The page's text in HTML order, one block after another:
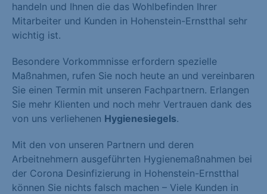
handeln und Ihnen die das Wohlbefinden Ihrer
Mitarbeiter und Kunden in Hohenstein-Ernstthal sehr
wichtig ist.
Besondere Vorkommnisse erfordern spezielle
Maßnahmen, rufen Sie noch heute an und vereinbaren
Sie einen Termin mit unseren Fachpartnern. Erlangen
Sie mehr Klienten und noch mehr Vertrauen dank des
von uns verliehenen Hygienesiegels.
Mit den von unseren Partnern und deren
Arbeitnehmern ausgeführten Hygienemaßnahmen bei
der Corona Desinfizierung in Hohenstein-Ernstthal
können Sie nichts falsch machen – Viele Kunden in